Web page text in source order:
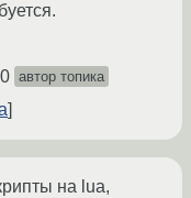
автор топика
на lua,